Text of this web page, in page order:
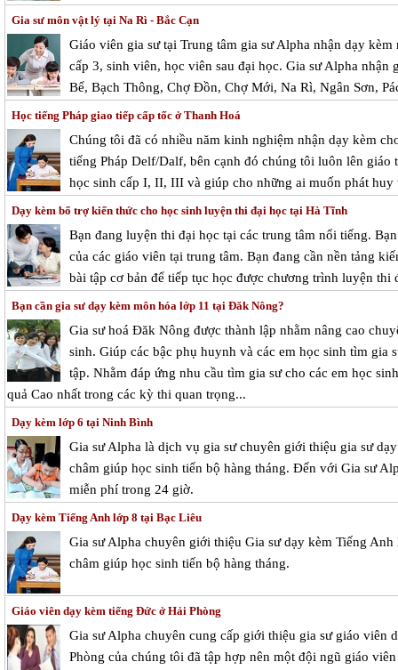
Gia sư môn vật lý tại Na Rì - Bắc Cạn
Giáo viên gia sư tại Trung tâm gia sư Alpha nhận dạy
cấp 3, sinh viên, học viên sau đại học. Gia sư Alpha
Bể, Bạch Thông, Chợ Đồn, Chợ Mới, Na Rì, Ngân Sơn,
Học tiếng Pháp giao tiếp cấp tốc ở Thanh Hoá
Chúng tôi đã có nhiều năm kinh nghiệm nhận dạy kèm
tiếng Pháp Delf/Dalf, bên cạnh đó chúng tôi luôn lên giáo
học sinh cấp I, II, III và giúp cho những ai muốn phát huy
Dạy kèm bổ trợ kiến thức cho học sinh luyện thi đại học tại Hà Tĩnh
Bạn đang luyện thi đại học tại các trung tâm nổi tiếng.
của các giáo viên tại trung tâm. Bạn đang cần nền tảng
bài tập cơ bản để tiếp tục học được chương trình luyện
Bạn cần gia sư dạy kèm môn hóa lớp 11 tại Đăk Nông?
Gia sư hoá Đăk Nông được thành lập nhằm nâng cao
sinh. Giúp các bậc phụ huynh và các em học sinh tìm gia
tập. Nhằm đáp ứng nhu cầu tìm gia sư cho các em học
quả Cao nhất trong các kỳ thi quan trọng...
Dạy kèm lớp 6 tại Ninh Bình
Gia sư Alpha là dịch vụ gia sư chuyên giới thiệu gia sư
châm giúp học sinh tiến bộ hàng tháng. Đến với Gia sư
miễn phí trong 24 giờ.
Dạy kèm Tiếng Anh lớp 8 tại Bạc Liêu
Gia sư Alpha chuyên giới thiệu Gia sư dạy kèm Tiếng
châm giúp học sinh tiến bộ hàng tháng.
Giáo viên dạy kèm tiếng Đức ở Hải Phòng
Gia sư Alpha chuyên cung cấp giới thiệu gia sư giáo viên
Phòng của chúng tôi đã tập hợp nên một đội ngũ giáo